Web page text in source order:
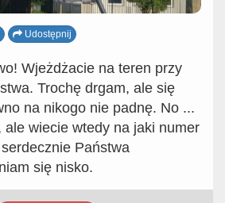
Udostępnij
Wjeżdżacie na teren przy
Trochę drgam, ale się
na nikogo nie padnę. No ...
ale wiecie wtedy na jaki numer
Państwa
się nisko.